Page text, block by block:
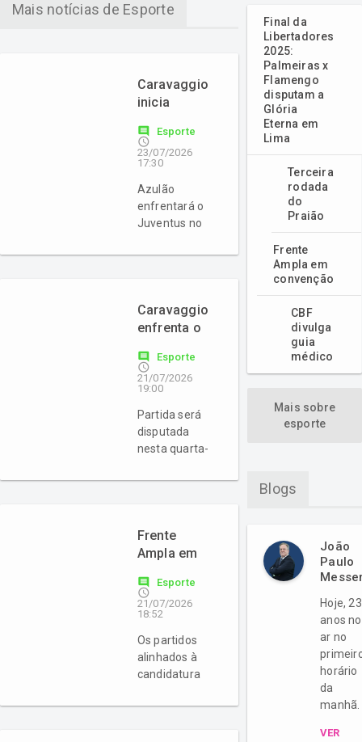
Mais notícias de Esporte
Caravaggio
inicia
para o
último jogo
comment Esporte
access_time
23/07/2026
17:30
Azulão
enfrentará o
Juventus no
no Estádio da
Caravaggio
enfrenta o
pela Série B
do
comment Esporte
access_time
21/07/2026
19:00
Partida será
disputada
nesta quarta-
Tubarão
Frente
Ampla em
comment Esporte
access_time
21/07/2026
18:52
Os partidos
alinhados à
candidatura
Merísio ao
Final da
Libertadores
2025:
Palmeiras x
Flamengo
disputam a
Glória
Eterna em
Lima
Terceira
rodada
do
Praião
Frente
Ampla em
convenção
CBF
divulga
guia
médico
Mais sobre
esporte
Blogs
João
Paulo
Hoje, 23
anos no
ar no
horário
da
manhã.
VER